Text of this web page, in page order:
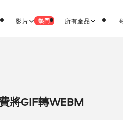
影片 熱門 所有產品
將GIF轉WEBM